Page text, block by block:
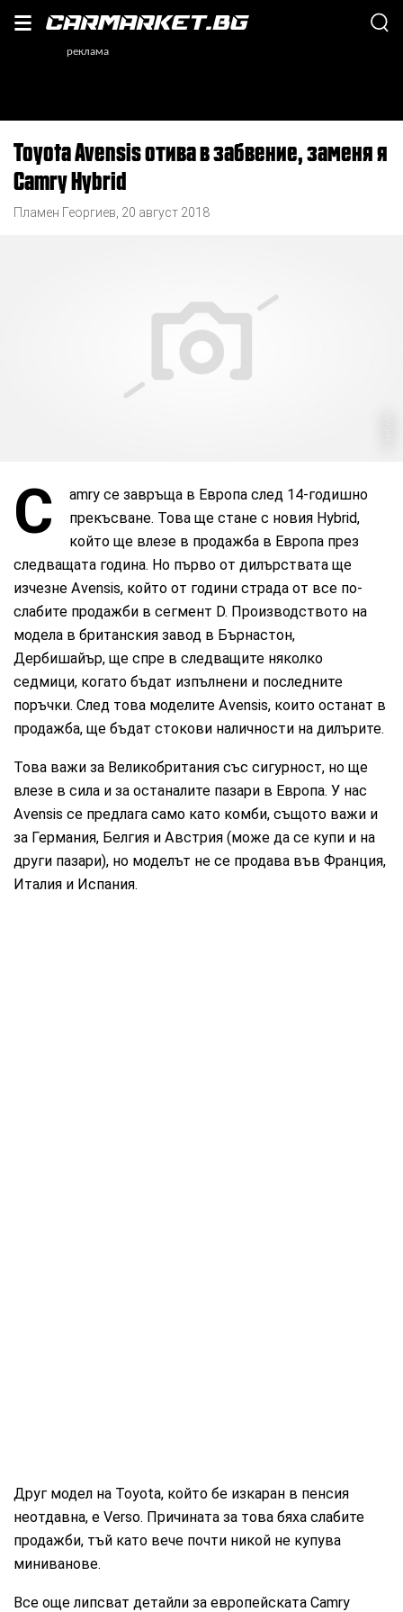
Toyota Avensis отива в забвение, заменя я
Camry Hybrid
Пламен Георгиев 20 август 2018
C
amry се завръща в Европа след 14-годишно
прекъсване. Това ще стане с новия Hybrid,
който ще влезе в продажба в Европа през
следващата година. Но първо от дилърствата ще
изчезне Avensis, който от години страда от все по-
слабите продажби в сегмент D. Производството на
модела в британския завод в Бърнастон,
Дербишайър, ще спре в следващите няколко
седмици, когато бъдат изпълнени и последните
поръчки. След това моделите Avensis, които останат в
продажба, ще бъдат стокови наличности на дилърите.
Това важи за Великобритания със сигурност, но ще
влезе в сила и за останалите пазари в Европа. У нас
Avensis се предлага само като комби, същото важи и
за Германия, Белгия и Австрия (може да се купи и на
други пазари), но моделът не се продава във Франция,
Италия и Испания.
Друг модел на Toyota, който бе изкаран в пенсия
неотдавна, е Verso. Причината за това бяха слабите
продажби, тъй като вече почти никой не купува
миниванове.
Все още липсват детайли за европейската Camry